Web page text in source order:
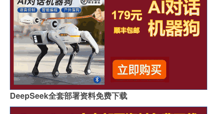
DeepSeek全套部署资料免费下载